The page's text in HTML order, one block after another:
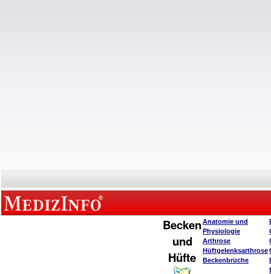
Becken
und
Hüfte
Anatomie und
Physiologie
Arthrose
Hüftgelenksarthrose
Beckenbrüche